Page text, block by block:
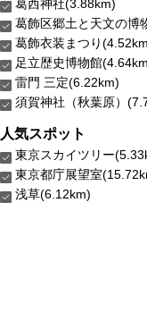
葛西神社(3.88km)
葛飾区郷土と天文の博
葛飾衣装まつり
足立歴史博物館
雷門 三定(6.22km)
須賀神社（秋葉原）
人気スポット
東京スカイツリー
東京都庁展望室
浅草(6.12km)